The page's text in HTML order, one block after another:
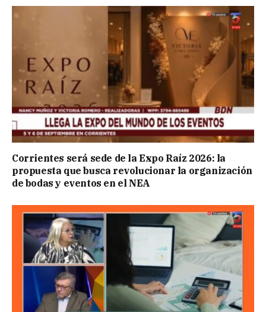
Corrientes será sede de la Expo Raíz 2026: la
propuesta que busca revolucionar la organización
de bodas y eventos en el NEA